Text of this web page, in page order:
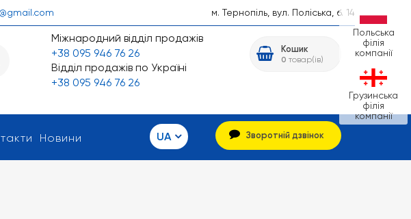
Польська
філія
компанії
Грузинська
філія
компанії
м. Тернопіль, вул. Поліська, б. 14
Міжнародний відділ продажів
+38 095 946 76 26
Відділ продажів по Україні
+38 095 946 76 26
Кошик
0 товар(ів)
Новини Зворотній дзвінок
UA